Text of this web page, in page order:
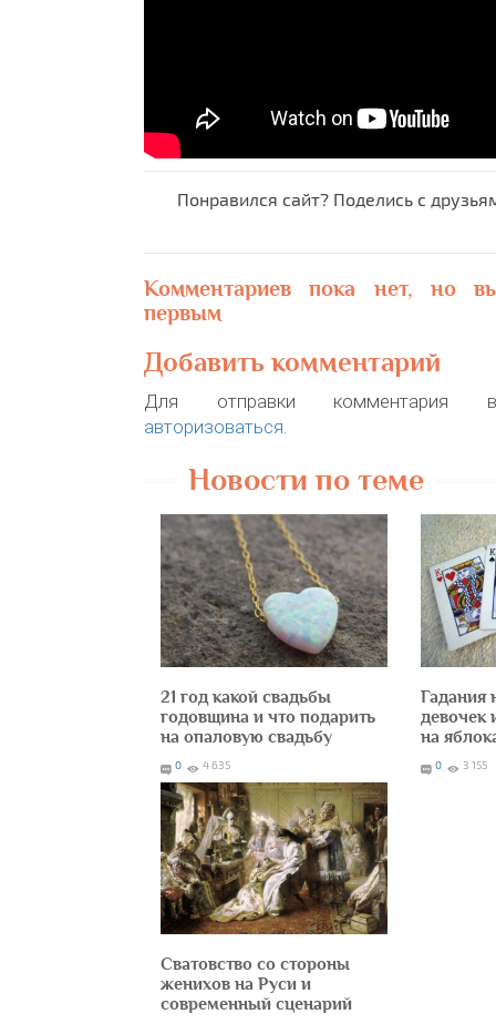
Понравился сайт? Поделись с
Комментариев пока нет, но
первым
Добавить комментарий
Для отправки комментария
авторизоваться
Новости по теме
21 год какой свадьбы
годовщина и что подарить
на опаловую свадьбу
0 4 635
Гадания
девочек
на
0 3 155
Сватовство со стороны
женихов на Руси и
современный сценарий